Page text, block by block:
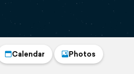
Calendar Photos